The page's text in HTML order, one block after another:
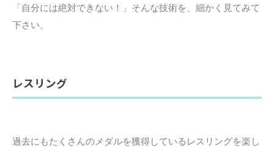
「自分には絶対できない！」そんな技術を、細かく見てみて
下さい。
レスリング
過去にもたくさんのメダルを獲得しているレスリングを楽し